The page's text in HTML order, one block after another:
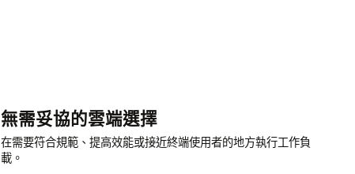
無需妥協的雲端選擇
在需要符合規範、提高效能或接近終端使用者的地方執行工作負
載。